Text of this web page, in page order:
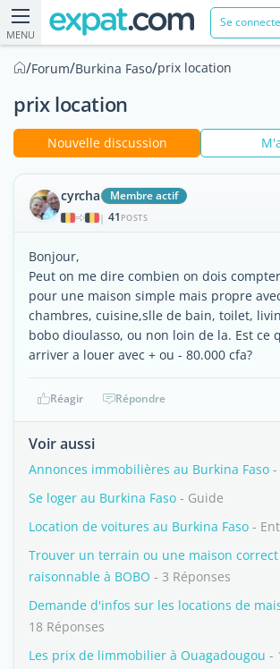
MENU
Se
/Forum/Burkina Faso/prix location
prix location
Nouvelle discussion
cyrcha Membre actif
| 41 POSTS
Bonjour,
Peut on me dire combien on dois
pour une maison simple mais propre
chambres, cuisine,slle de bain, toilet,
bobo dioulasso, ou non loin de la. Est ce
arriver a louer avec + ou - 80.000 cfa?
Réagir Répondre
Voir aussi
Annonces immobilières au Burkina Faso -
Se loger au Burkina Faso - Guide
Location de voitures au Burkina Faso -
Trouver un terrain ou une maison
raisonnable à BOBO - 3 Réponses
Demande d'infos sur les locations de
18 Réponses
Les prix de limmobilier à Ouagadougou -